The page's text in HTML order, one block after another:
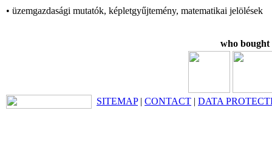
• üzemgazdasági mutatók, képletgyűjtemény, matematikai jelölések
who bought
SITEMAP| CONTACT | DATA